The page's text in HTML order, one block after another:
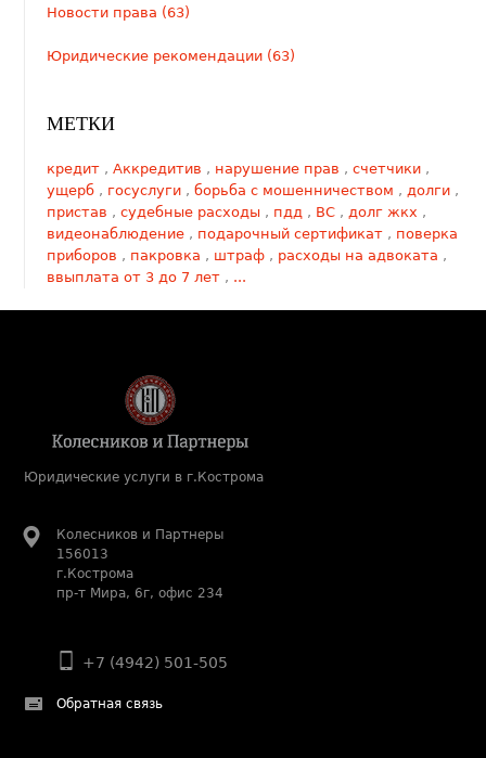
Новости права (63)
Юридические рекомендации (63)
МЕТКИ
кредит ,Аккредитив , нарушение прав ,счетчики ,
ущерб , госуслуги ,борьба с мошенничеством ,долги ,
пристав ,судебные расходы , пдд , ВС ,долг жкх ,
видеонаблюдение , подарочный сертификат , поверка
приборов , пакровка , штраф , расходы на адвоката ,
ввыплата от 3 до 7 лет , ...
Юридические услуги в г.Кострома
Колесников и Партнеры
156013
г.Кострома
пр-т Мира, 6г, офис 234
+7 (4942) 501-505
Обратная связь